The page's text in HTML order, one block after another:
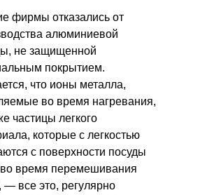
фирмы отказались от
алюминиевой
не защищенной
покрытием.
что ионы металла,
во время нагревания,
частицы легкого
которые с легкостью
с поверхности посуды
время перемешивания
— все это, регулярно